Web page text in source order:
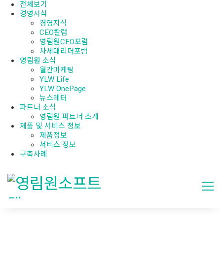
전체보기
경영지식
경영지식
CEO칼럼
영림원CEO포럼
차세대리더포럼
영림원 소식
월간마케팅
YLW Life
YLW OnePage
뉴스레터
파트너 소식
영림원 파트너 소개
제품 및 서비스 정보
제품정보
서비스 정보
구축사례